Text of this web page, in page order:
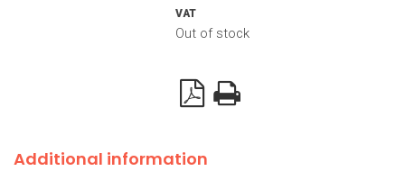
VAT
Out of stock
Additional information